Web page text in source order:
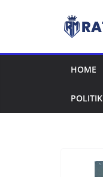
HOME
POLITIK